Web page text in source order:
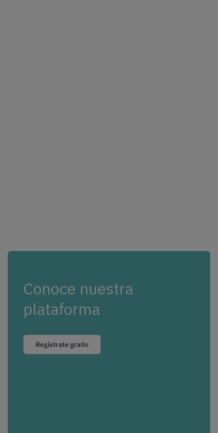
Conoce nuestra
plataforma
Regístrate gratis